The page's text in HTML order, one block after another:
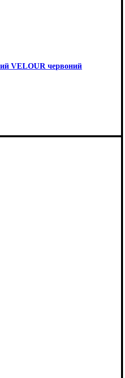
VELOUR червоний